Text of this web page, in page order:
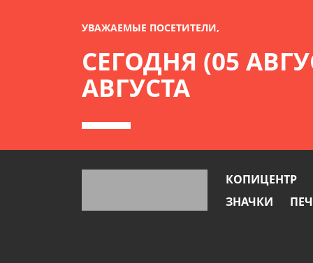
УВАЖАЕМЫЕ ПОСЕТИТЕЛИ,
СЕГОДНЯ (05
АВГУСТА
КОПИЦЕНТР
ЗНАЧКИ